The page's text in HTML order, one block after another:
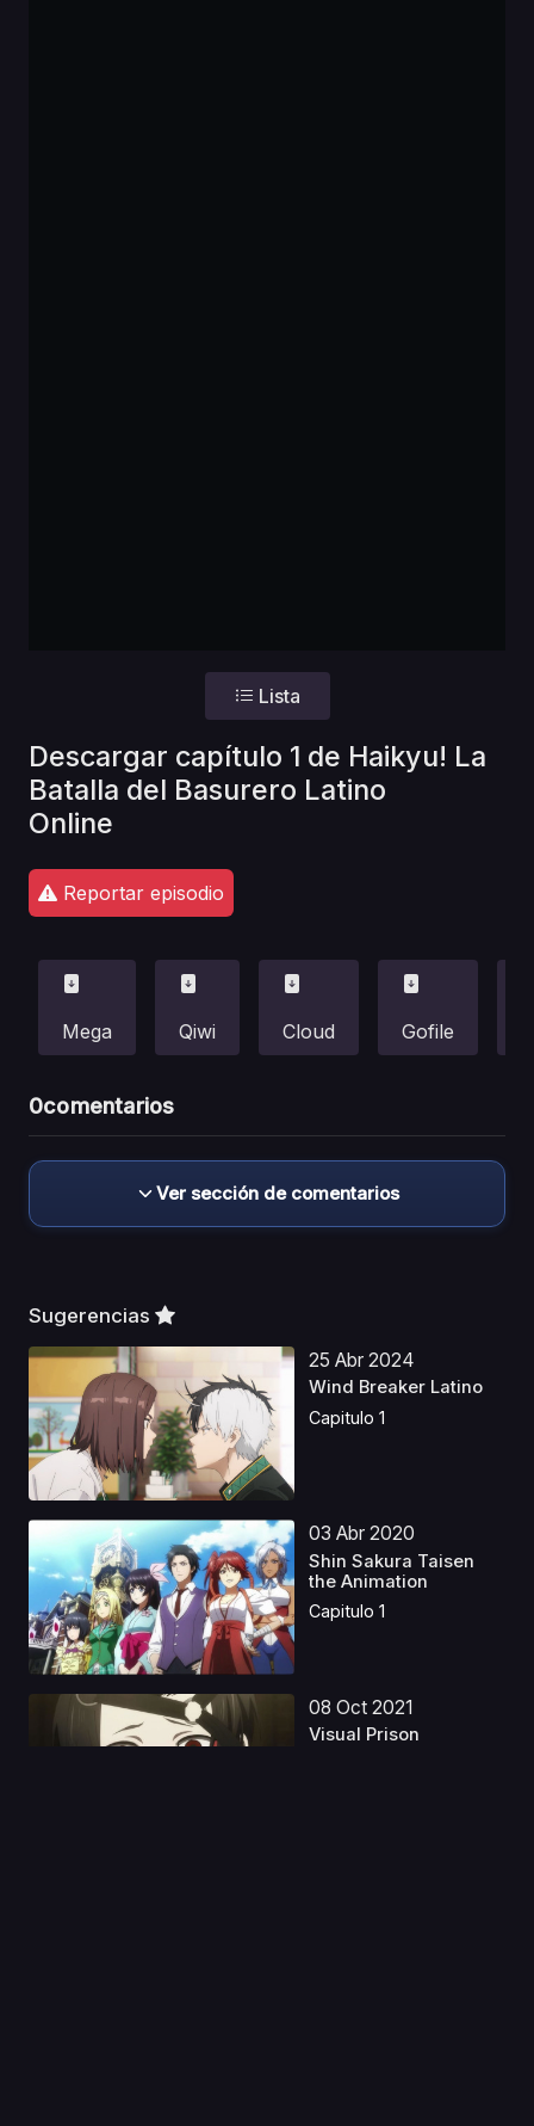
Lista
Descargar capítulo 1 de Haikyu! La
Batalla del Basurero Latino
Online
Reportar episodio
Mega Qiwi Cloud Gofile
0comentarios
Ver sección de comentarios
Sugerencias
25 Abr 2024
Wind Breaker Latino
Capitulo 1
03 Abr 2020
Shin Sakura Taisen
the Animation
Capitulo 1
08 Oct 2021
Visual Prison